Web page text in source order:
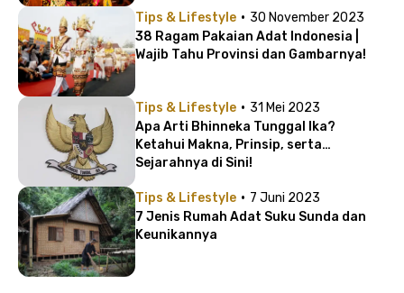
Tips & Lifestyle · 30 November 2023
38 Ragam Pakaian Adat Indonesia |
Wajib Tahu Provinsi dan Gambarnya!
Tips & Lifestyle · 31 Mei 2023
Apa Arti Bhinneka Tunggal Ika?
Ketahui Makna, Prinsip, serta
Sejarahnya di Sini!
Tips & Lifestyle · 7 Juni 2023
7 Jenis Rumah Adat Suku Sunda dan
Keunikannya